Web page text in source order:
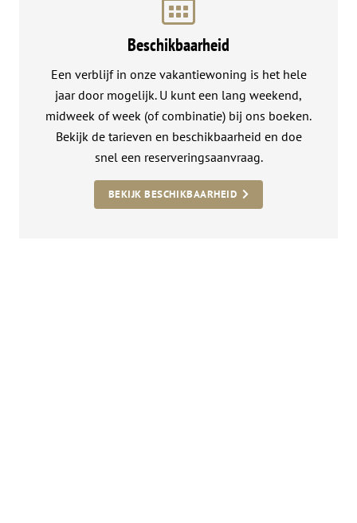
Beschikbaarheid
Een verblijf in onze vakantiewoning is het hele
jaar door mogelijk. U kunt een lang weekend,
midweek of week (of combinatie) bij ons boeken.
Bekijk de tarieven en beschikbaarheid en doe
snel een reserveringsaanvraag.
BEKIJK BESCHIKBAARHEID